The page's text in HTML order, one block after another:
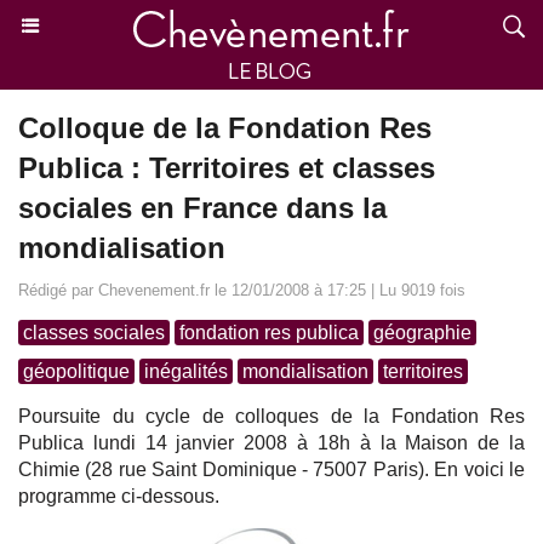
Colloque de la Fondation Res
Publica : Territoires et classes
sociales en France dans la
mondialisation
Rédigé par Chevenement.fr le 12/01/2008 à 17:25 | Lu 9019 fois
classes sociales fondation res publica
géographie
géopolitique
inégalités mondialisation territoires
Poursuite du cycle de colloques de la Fondation Res
Publica lundi 14 janvier 2008 à 18h à la Maison de la
Chimie (28 rue Saint Dominique - 75007 Paris). En voici le
programme ci-dessous.